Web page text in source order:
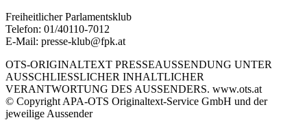
Freiheitlicher Parlamentsklub
Telefon: 01/40110-7012
E-Mail: presse-klub@fpk.at
OTS-ORIGINALTEXT PRESSEAUSSENDUNG UNTER
AUSSCHLIESSLICHER INHALTLICHER
VERANTWORTUNG DES AUSSENDERS. www.ots.at
© Copyright APA-OTS Originaltext-Service GmbH und der
jeweilige Aussender